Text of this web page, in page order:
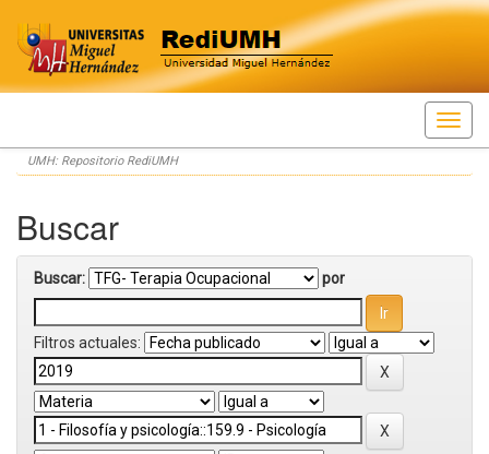
Skip
navigation
UMH: Repositorio RediUMH
Buscar
Buscar: por
Filtros actuales: